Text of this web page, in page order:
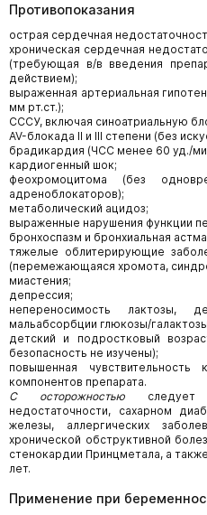
Противопоказания
острая сердечная
хроническая сердечная
(требующая в/в введения
действием);
выраженная артериальная
мм рт.ст.);
СССУ, включая синоатриальную
AV-блокада II и III степени (без
брадикардия (ЧСС менее 60 уд./
кардиогенный шок;
феохромоцитома (без
адреноблокаторов);
метаболический ацидоз;
выраженные нарушения функции
бронхоспазм и бронхиальная
тяжелые облитерирующие
(перемежающаяся хромота,
миастения;
депрессия;
непереносимость лактозы,
мальабсорбции глюкозы/
детский и подростковый
безопасность не изучены);
повышенная
компонентов препарата.
С осторожностьюследует
недостаточности, сахарном
железы, аллергических
хронической обструктивной
стенокардии Принцметала, а
лет.
Применение при